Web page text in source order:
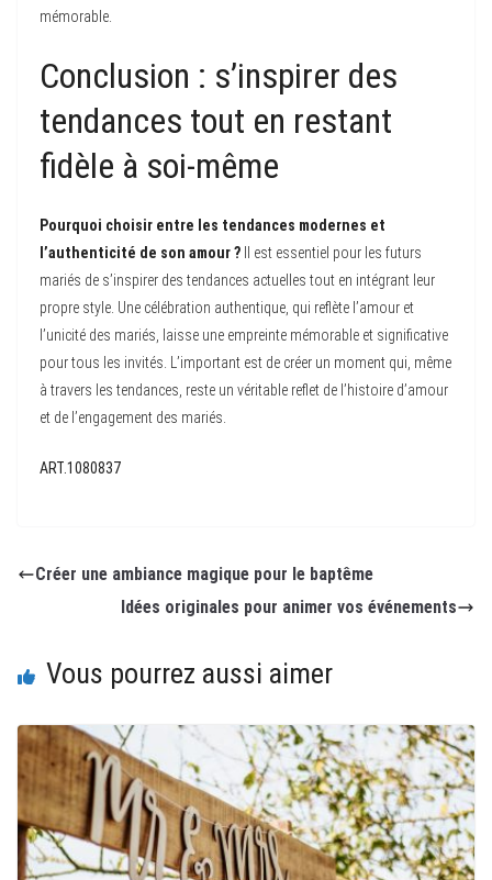
mémorable.
Conclusion : s’inspirer des
tendances tout en restant
fidèle à soi-même
Pourquoi choisir entre les tendances modernes et
l’authenticité de son amour ? Il est essentiel pour les futurs
mariés de s’inspirer des tendances actuelles tout en intégrant leur
propre style. Une célébration authentique, qui reflète l’amour et
l’unicité des mariés, laisse une empreinte mémorable et significative
pour tous les invités. L’important est de créer un moment qui, même
à travers les tendances, reste un véritable reflet de l’histoire d’amour
et de l’engagement des mariés.
ART.1080837
Créer une ambiance magique pour le baptême
Idées originales pour animer vos événements
Vous pourrez aussi aimer